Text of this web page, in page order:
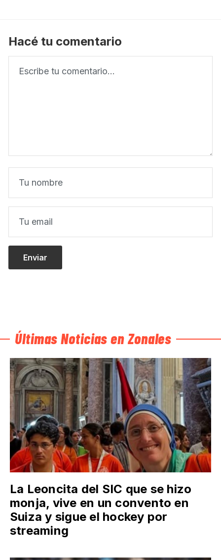
Hacé tu comentario
Últimas Noticias en Zonales
La Leoncita del SIC que se hizo
monja, vive en un convento en
Suiza y sigue el hockey por
streaming